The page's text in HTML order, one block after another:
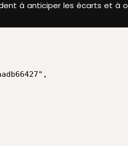
à anticiper les écarts et à